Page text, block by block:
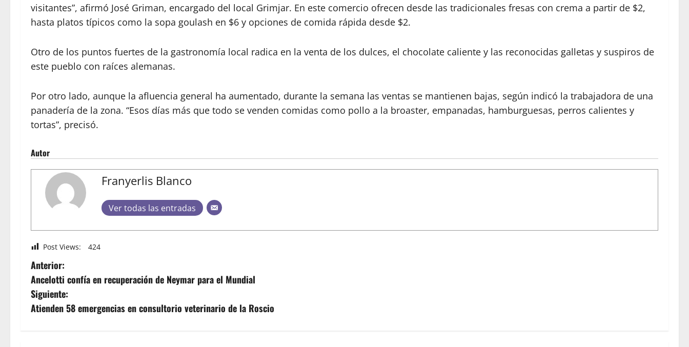
visitantes”, afirmó José Griman, encargado del local Grimjar. En este comercio ofrecen desde las tradicionales fresas con crema a partir de $2,
hasta platos típicos como la sopa goulash en $6 y opciones de comida rápida desde $2.
Otro de los puntos fuertes de la gastronomía local radica en la venta de los dulces, el chocolate caliente y las reconocidas galletas y suspiros de
este pueblo con raíces alemanas.
Por otro lado, aunque la afluencia general ha aumentado, durante la semana las ventas se mantienen bajas, según indicó la trabajadora de una
panadería de la zona. “Esos días más que todo se venden comidas como pollo a la broaster, empanadas, hamburguesas, perros calientes y
tortas”, precisó.
Autor
Franyerlis Blanco
Ver todas las entradas
Post Views: 424
Anterior:
Ancelotti confía en recuperación de Neymar para el Mundial
Siguiente:
Atienden 58 emergencias en consultorio veterinario de la Roscio